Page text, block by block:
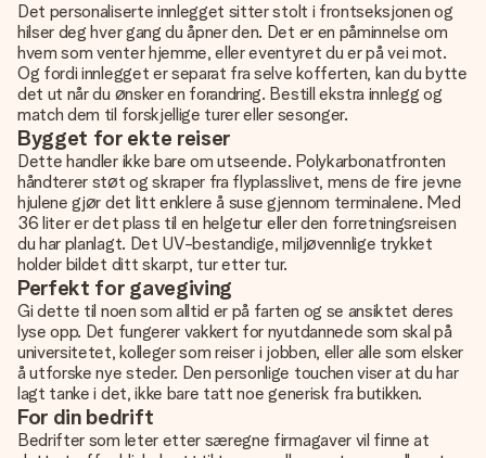
Det personaliserte innlegget sitter stolt i frontseksjonen og
hilser deg hver gang du åpner den. Det er en påminnelse om
hvem som venter hjemme, eller eventyret du er på vei mot.
Og fordi innlegget er separat fra selve kofferten, kan du bytte
det ut når du ønsker en forandring. Bestill ekstra innlegg og
match dem til forskjellige turer eller sesonger.
Bygget for ekte reiser
Dette handler ikke bare om utseende. Polykarbonatfronten
håndterer støt og skraper fra flyplasslivet, mens de fire jevne
hjulene gjør det litt enklere å suse gjennom terminalene. Med
36 liter er det plass til en helgetur eller den forretningsreisen
du har planlagt. Det UV-bestandige, miljøvennlige trykket
holder bildet ditt skarpt, tur etter tur.
Perfekt for gavegiving
Gi dette til noen som alltid er på farten og se ansiktet deres
lyse opp. Det fungerer vakkert for nyutdannede som skal på
universitetet, kolleger som reiser i jobben, eller alle som elsker
å utforske nye steder. Den personlige touchen viser at du har
lagt tanke i det, ikke bare tatt noe generisk fra butikken.
For din bedrift
Bedrifter som leter etter særegne firmagaver vil finne at